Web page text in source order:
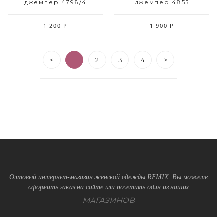
джемпер 4798/4
1 200 ₽
джемпер 4855
1 900 ₽
< 1 2 3 4 >
Оптовый интернет-магазин женской одежды REMIX. Вы можете
оформить заказ на сайте или посетить один из наших
МАГАЗИНОВ